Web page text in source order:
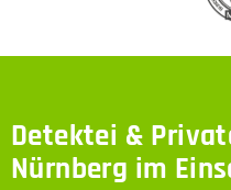
Detektei &
Nürnberg im